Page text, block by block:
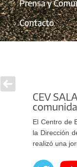
Prensa y
Contacto
CEV
El Centro de
la Dirección
realizó una